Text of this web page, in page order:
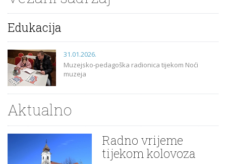
Edukacija
31.01.2026.
Muzejsko-pedagoška radionica tijekom Noći
muzeja
Aktualno
Radno vrijeme
tijekom kolovoza